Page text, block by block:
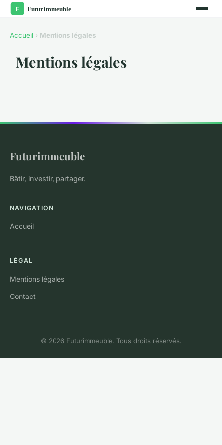
Accueil › Mentions légales
Mentions légales
Futurimmeuble
Bâtir, investir, partager.
NAVIGATION
Accueil
LÉGAL
Mentions légales
Contact
© 2026 Futurimmeuble. Tous droits réservés.